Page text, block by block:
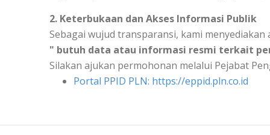
2. Keterbukaan dan Akses Informasi Publik
Sebagai wujud transparansi, kami
" butuh data atau informasi resmi terkait
Silakan ajukan permohonan melalui Pejabat
Portal PPID PLN: https://eppid.pln.co.id